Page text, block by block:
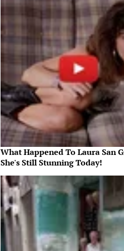
What Happened To Laura San
She's Still Stunning Today!